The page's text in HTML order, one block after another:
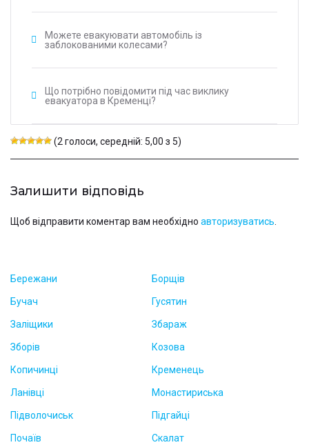
Бережани Борщів
Бучач Гусятин
Заліщики Збараж
Зборів Козова
Копичинці Кременець
Ланівці Монастириська
Підволочиськ Підгайці
Почаїв Скалат
Можете евакуювати автомобіль із
заблокованими колесами?
Що потрібно повідомити під час виклику
евакуатора в Кременці?
(2 голоси, середній: 5,00 з 5)
Залишити відповідь
Щоб відправити коментар вам необхідно авторизуватись